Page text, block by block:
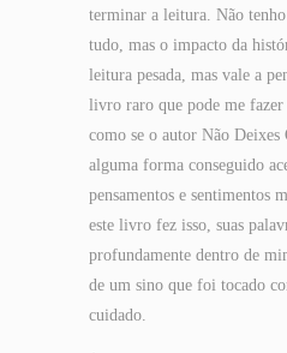
terminar a leitura. Não
tudo, mas o impacto da
leitura pesada, mas vale a
livro raro que pode me
como se o autor Não Deixes
alguma forma conseguido
pensamentos e sentimentos
este livro fez isso, suas
profundamente dentro de
de um sino que foi tocado
cuidado.